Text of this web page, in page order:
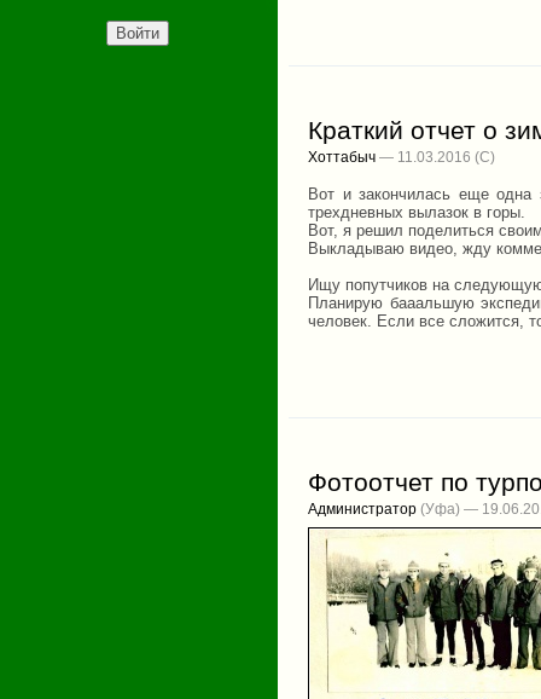
Краткий отчет о
Хоттабыч — 11.03.2016
Вот и закончилась еще
трехдневных вылазок в горы.
Вот, я решил поделиться
Выкладываю видео, жду
Ищу попутчиков на
Планирую бааальшую
человек. Если все сложится,
Фотоотчет по
Администратор (Уфа) —